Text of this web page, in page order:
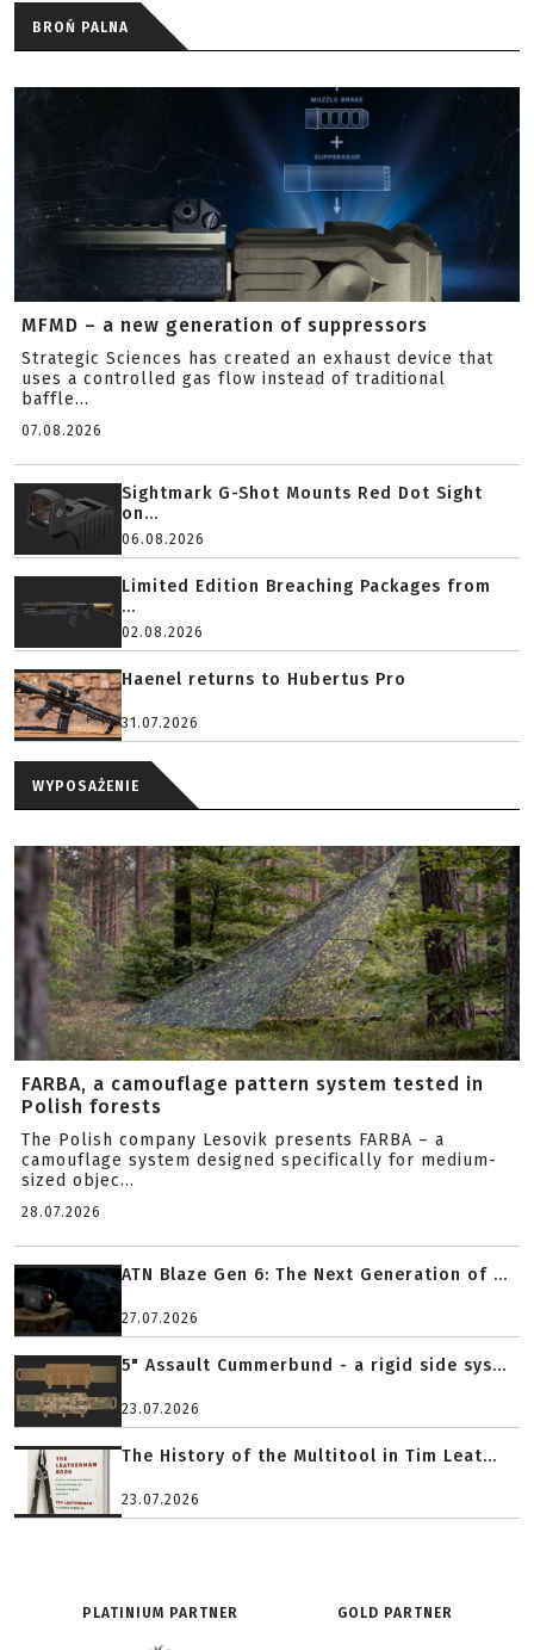
BROŃ PALNA
MFMD – a new generation of suppressors
Strategic Sciences has created an exhaust device that
uses a controlled gas flow instead of traditional
baffle...
07.08.2026
Sightmark G-Shot Mounts Red Dot Sight
on...
06.08.2026
Limited Edition Breaching Packages from
...
02.08.2026
Haenel returns to Hubertus Pro
31.07.2026
WYPOSAŻENIE
FARBA, a camouflage pattern system tested in
Polish forests
The Polish company Lesovik presents FARBA – a
camouflage system designed specifically for medium-
sized objec...
28.07.2026
ATN Blaze Gen 6: The Next Generation of ...
27.07.2026
5" Assault Cummerbund - a rigid side sys...
23.07.2026
The History of the Multitool in Tim Leat...
23.07.2026
PLATINIUM PARTNER GOLD PARTNER